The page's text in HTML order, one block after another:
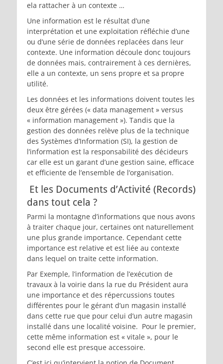
ela rattacher à un contexte …
Une information est le résultat d’une
interprétation et une exploitation réfléchie d’une
ou d’une série de données replacées dans leur
contexte. Une information découle donc toujours
de données mais, contrairement à ces dernières,
elle a un contexte, un sens propre et sa propre
utilité.
Les données et les informations doivent toutes les
deux être gérées (« data management » versus
« information management »). Tandis que la
gestion des données relève plus de la technique
des Systèmes d’Information (SI), la gestion de
l’information est la responsabilité des décideurs
car elle est un garant d’une gestion saine, efficace
et efficiente de l’ensemble de l’organisation.
Et les Documents d’Activité (Records)
dans tout cela ?
Parmi la montagne d’informations que nous avons
à traiter chaque jour, certaines ont naturellement
une plus grande importance. Cependant cette
importance est relative et est liée au contexte
dans lequel on traite cette information.
Par Exemple, l’information de l’exécution de
travaux à la voirie dans la rue du Président aura
une importance et des répercussions toutes
différentes pour le gérant d’un magasin installé
dans cette rue que pour celui d’un autre magasin
installé dans une localité voisine. Pour le premier,
cette même information est « vitale », pour le
second elle est presque accessoire.